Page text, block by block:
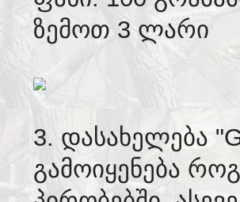
ზემოთ 3 ლარი
3. დასახელება
გამოიყენება